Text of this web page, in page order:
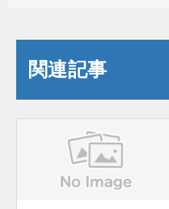
関連記事